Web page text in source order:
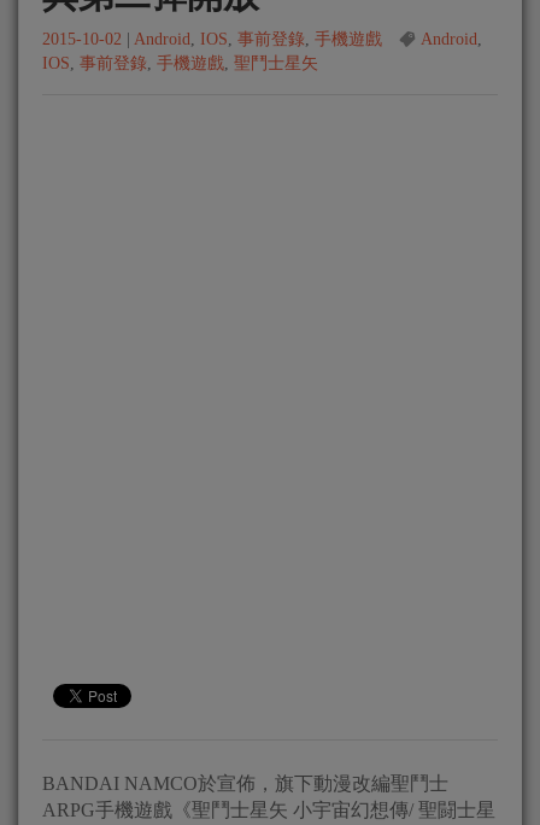
2015-10-02 Android, IOS, 事前登錄, 手機遊戲 Android,
IOS, 事前登錄, 手機遊戲, 聖鬥士星矢
BANDAI NAMCO於宣佈，旗下動漫改編聖鬥士
ARPG手機遊戲《聖鬥士星矢 小宇宙幻想傳/ 聖闘士星